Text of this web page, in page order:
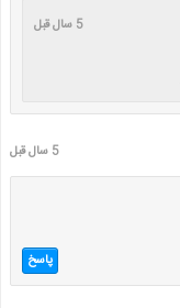
5 سال قبل
5 سال قبل
پاسخ